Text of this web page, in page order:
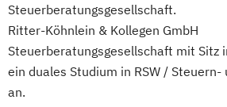
Steuerberatungsgesellschaft.
Ritter-Köhnlein & Kollegen GmbH
Steuerberatungsgesellschaft mit Sitz
ein duales Studium in RSW / Steuern-
an.